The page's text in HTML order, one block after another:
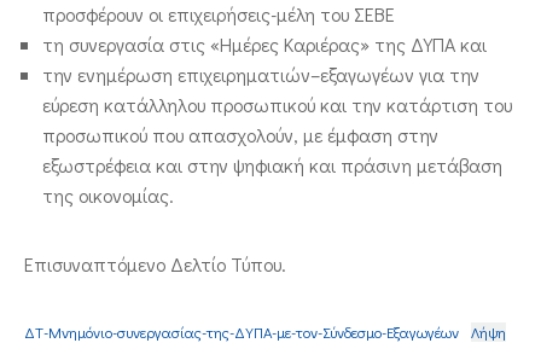
προσφέρουν οι επιχειρήσεις-μέλη του ΣΕΒΕ
τη συνεργασία στις «Ημέρες Καριέρας» της ΔΥΠΑ και
την ενημέρωση επιχειρηματιών–εξαγωγέων για την
εύρεση κατάλληλου προσωπικού και την κατάρτιση του
προσωπικού που απασχολούν, με έμφαση στην
εξωστρέφεια και στην ψηφιακή και πράσινη μετάβαση
της οικονομίας.
Επισυναπτόμενο Δελτίο Τύπου.
ΔΤ-Μνημόνιο-συνεργασίας-της-ΔΥΠΑ-με-τον-Σύνδεσμο-Εξαγωγέων Λήψη